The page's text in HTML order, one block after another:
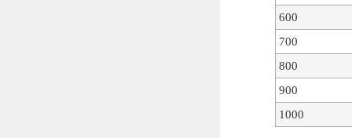
600
700
800
900
1000